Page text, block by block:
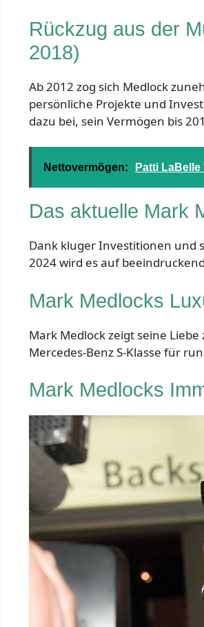
Rückzug aus der
2018)
Ab 2012 zog sich Medlock
persönliche Projekte und
dazu bei, sein Vermögen bis
Nettovermögen: Patti
Das aktuelle Mark
Dank kluger Investitionen und
2024 wird es auf
Mark Medlocks
Mark Medlock zeigt seine
Mercedes-Benz S-Klasse für
Mark Medlocks